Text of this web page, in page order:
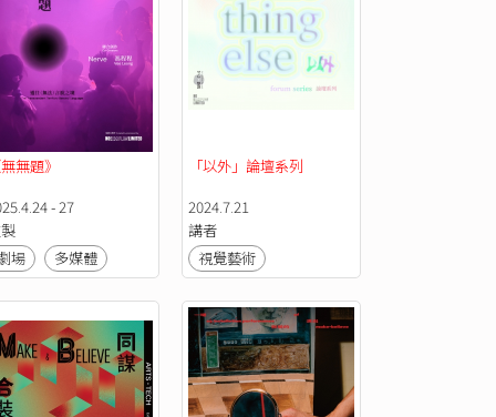
無無題》
- 27
場
多媒體
「以外」論壇系列
2024.7.21
講者
視覺藝術